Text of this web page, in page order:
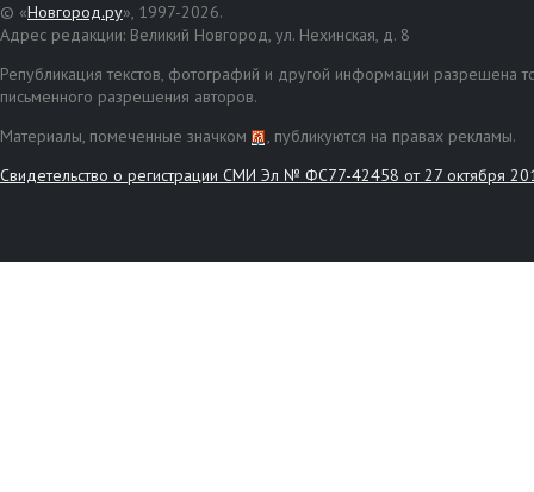
© «Новгород.ру», 1997-2026.
Адрес редакции: Великий Новгород, ул. Нехинская, д. 8
Републикация текстов, фотографий и другой информации разрешена
письменного разрешения авторов.
Материалы, помеченные значком
, публикуются на правах рекламы.
Свидетельство о регистрации СМИ Эл № ФС77-42458 от 27 октября